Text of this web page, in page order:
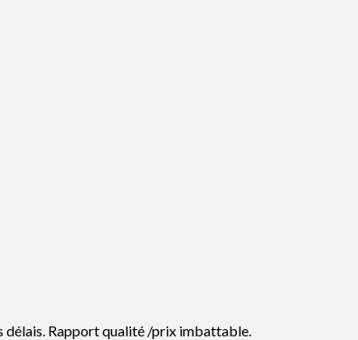
délais. Rapport qualité /prix imbattable.